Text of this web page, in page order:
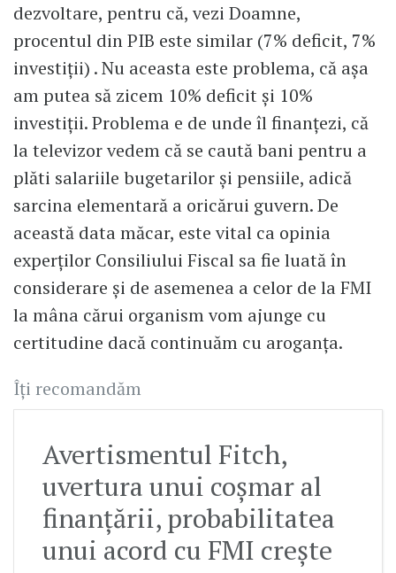
dezvoltare, pentru că, vezi Doamne,
procentul din PIB este similar (7% deficit, 7%
investiții) . Nu aceasta este problema, că așa
am putea să zicem 10% deficit și 10%
investiții. Problema e de unde îl finanțezi, că
la televizor vedem că se caută bani pentru a
plăti salariile bugetarilor și pensiile, adică
sarcina elementară a oricărui guvern. De
această data măcar, este vital ca opinia
experților Consiliului Fiscal sa fie luată în
considerare și de asemenea a celor de la FMI
la mâna cărui organism vom ajunge cu
certitudine dacă continuăm cu aroganța.
Îți recomandăm
Avertismentul Fitch,
uvertura unui coșmar al
finanțării, probabilitatea
unui acord cu FMI crește